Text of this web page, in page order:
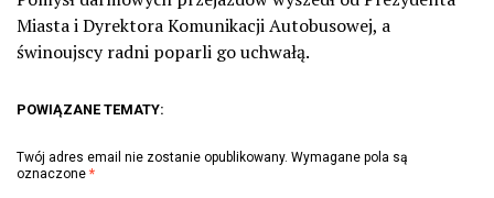
Miasta i Dyrektora Komunikacji Autobusowej, a
świnoujscy radni poparli go uchwałą.
POWIĄZANE TEMATY:
Twój adres email nie zostanie opublikowany. Wymagane pola są
oznaczone *